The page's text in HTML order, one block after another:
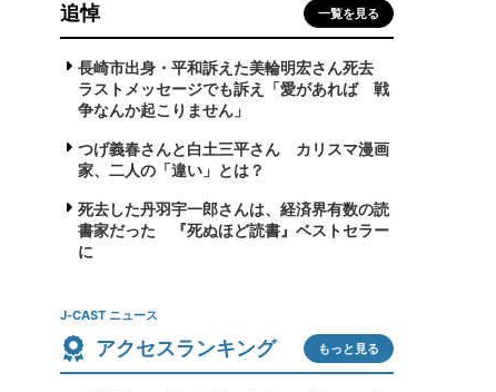
追悼 一覧を見る
長崎市出身・平和訴えた美輪明宏さん死去
ラストメッセージでも訴え「愛があれば 戦
争なんか起こりません」
つげ義春さんと白土三平さん カリスマ漫画
家、二人の「違い」とは？
死去した丹羽宇一郎さんは、経済界有数の読
書家だった 『死ぬほど読書』ベストセラー
に
J-CAST ニュース
アクセスランキング もっと見る